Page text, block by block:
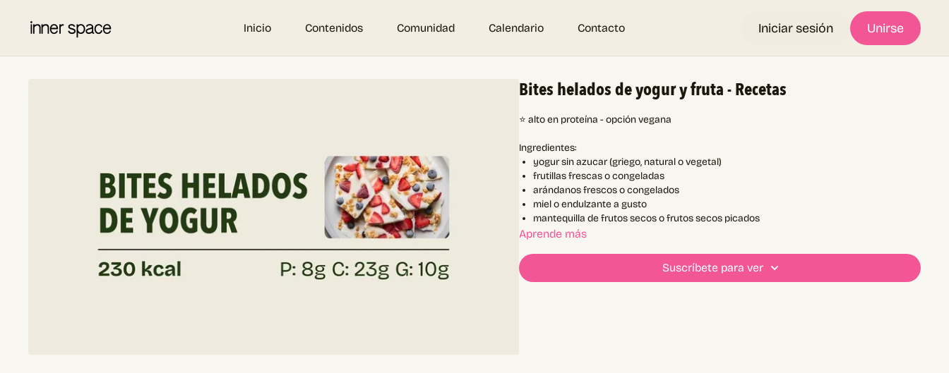
Inicio Contenidos Comunidad Calendario Contacto Iniciar sesión Unirse
Bites helados de yogur y fruta - Recetas
⭐ alto en proteína - opción vegana
Ingredientes:
yogur sin azucar (griego, natural o vegetal)
frutillas frescas o congeladas
arándanos frescos o congelados
miel o endulzante a gusto
mantequilla de frutos secos o frutos secos picados
Aprende más
Suscríbete para ver